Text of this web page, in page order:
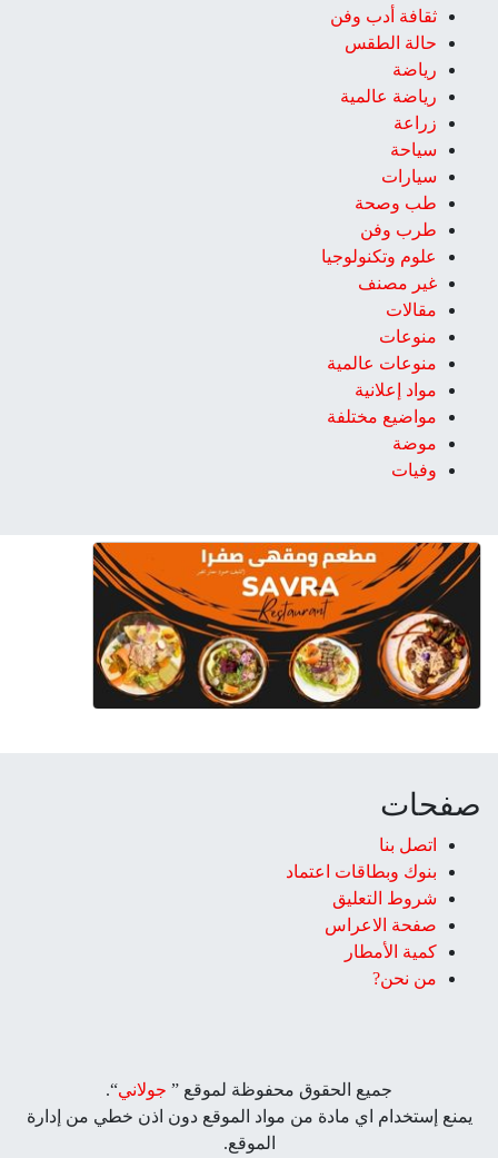
ثقافة أدب وفن
حالة الطقس
رياضة
رياضة عالمية
زراعة
سياحة
سيارات
طب وصحة
طرب وفن
علوم وتكنولوجيا
غير مصنف
مقالات
منوعات
منوعات عالمية
مواد إعلانية
مواضيع مختلفة
موضة
وفيات
صفحات
اتصل بنا
بنوك وبطاقات اعتماد
شروط التعليق‎
صفحة الاعراس
كمية الأمطار
من نحن?
جميع الحقوق محفوظة لموقع ” جولاني“.
يمنع إستخدام اي مادة من مواد الموقع دون اذن خطي من إدارة
الموقع.